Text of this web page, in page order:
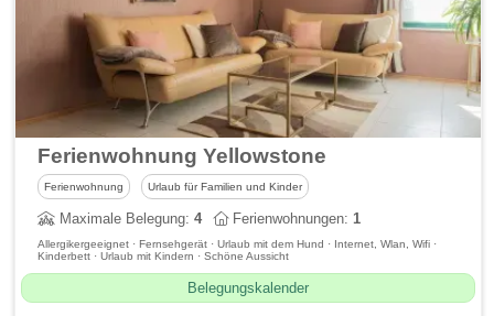
Ferienwohnung Yellowstone
Ferienwohnung Urlaub für Familien und Kinder
Maximale Belegung:4 Ferienwohnungen:1
Allergikergeeignet · Fernsehgerät · Urlaub mit dem Hund · Internet, Wlan, Wifi ·
Kinderbett · Urlaub mit Kindern · Schöne Aussicht
Belegungskalender